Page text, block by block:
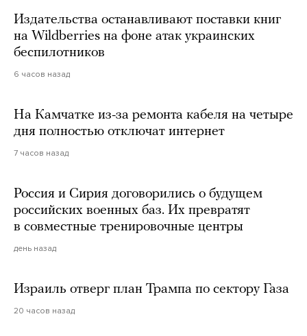
Издательства останавливают поставки книг
на Wildberries на фоне атак украинских
беспилотников
6 часов назад
На Камчатке из-за ремонта кабеля на четыре
дня полностью отключат интернет
7 часов назад
Россия и Сирия договорились о будущем
российских военных баз. Их превратят
в совместные тренировочные центры
день назад
Израиль отверг план Трампа по сектору Газа
20 часов назад